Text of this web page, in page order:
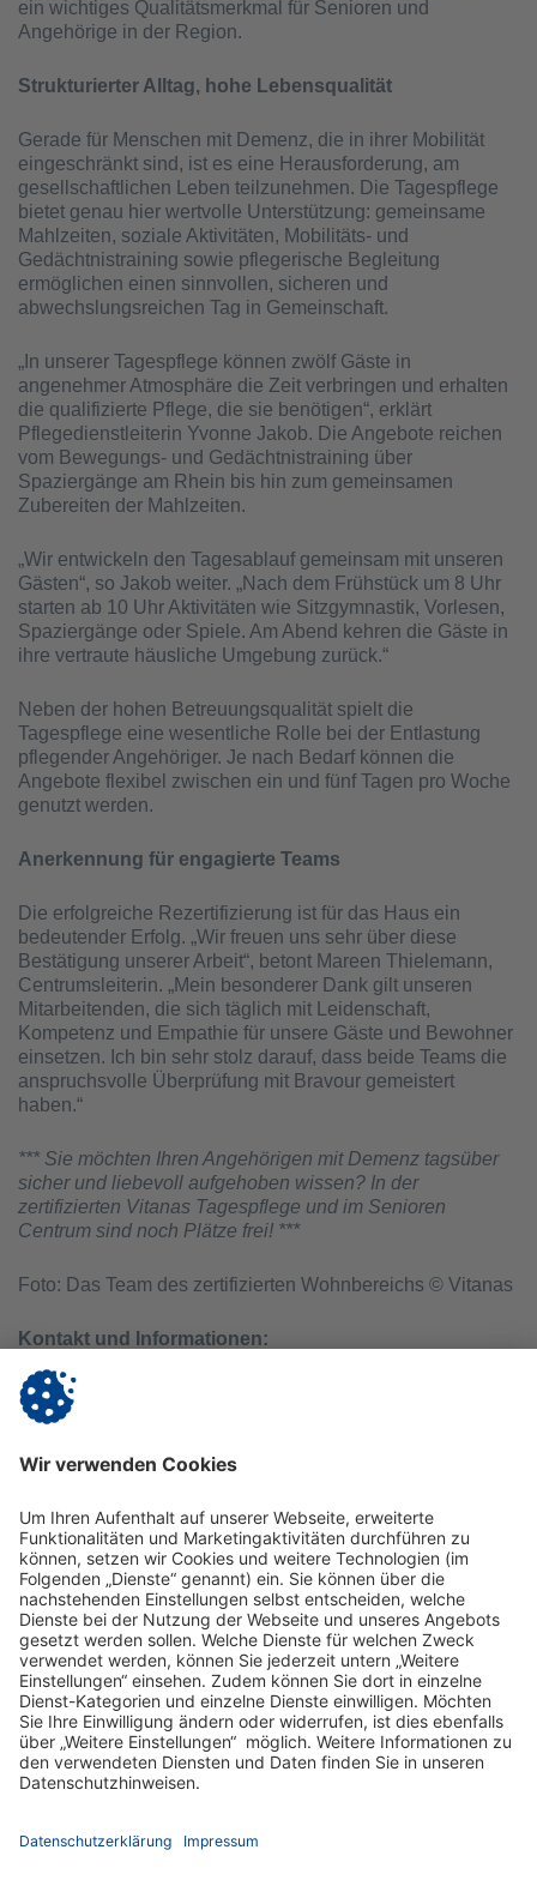
ein wichtiges Qualitätsmerkmal für Senioren und
Angehörige in der Region.
Strukturierter Alltag, hohe Lebensqualität
Gerade für Menschen mit Demenz, die in ihrer Mobilität
eingeschränkt sind, ist es eine Herausforderung, am
gesellschaftlichen Leben teilzunehmen. Die Tagespflege
bietet genau hier wertvolle Unterstützung: gemeinsame
Mahlzeiten, soziale Aktivitäten, Mobilitäts- und
Gedächtnistraining sowie pflegerische Begleitung
ermöglichen einen sinnvollen, sicheren und
abwechslungsreichen Tag in Gemeinschaft.
„In unserer Tagespflege können zwölf Gäste in
angenehmer Atmosphäre die Zeit verbringen und erhalten
die qualifizierte Pflege, die sie benötigen“, erklärt
Pflegedienstleiterin Yvonne Jakob. Die Angebote reichen
vom Bewegungs- und Gedächtnistraining über
Spaziergänge am Rhein bis hin zum gemeinsamen
Zubereiten der Mahlzeiten.
„Wir entwickeln den Tagesablauf gemeinsam mit unseren
Gästen“, so Jakob weiter. „Nach dem Frühstück um 8 Uhr
starten ab 10 Uhr Aktivitäten wie Sitzgymnastik, Vorlesen,
Spaziergänge oder Spiele. Am Abend kehren die Gäste in
ihre vertraute häusliche Umgebung zurück.“
Neben der hohen Betreuungsqualität spielt die
Tagespflege eine wesentliche Rolle bei der Entlastung
pflegender Angehöriger. Je nach Bedarf können die
Angebote flexibel zwischen ein und fünf Tagen pro Woche
genutzt werden.
Anerkennung für engagierte Teams
Die erfolgreiche Rezertifizierung ist für das Haus ein
bedeutender Erfolg. „Wir freuen uns sehr über diese
Bestätigung unserer Arbeit“, betont Mareen Thielemann,
Centrumsleiterin. „Mein besonderer Dank gilt unseren
Mitarbeitenden, die sich täglich mit Leidenschaft,
Kompetenz und Empathie für unsere Gäste und Bewohner
einsetzen. Ich bin sehr stolz darauf, dass beide Teams die
anspruchsvolle Überprüfung mit Bravour gemeistert
haben.“
*** Sie möchten Ihren Angehörigen mit Demenz tagsüber
sicher und liebevoll aufgehoben wissen? In der
zertifizierten Vitanas Tagespflege und im Senioren
Centrum sind noch Plätze frei! ***
Foto: Das Team des zertifizierten Wohnbereichs © Vitanas
Kontakt und Informationen:
Vitanas Senioren Centrum & Tagespflege Am Rheinufer
Rheinallee 16 | 67061 Ludwigshafen
m.thielemann@vitanas.de
Zurück
Datenschutz